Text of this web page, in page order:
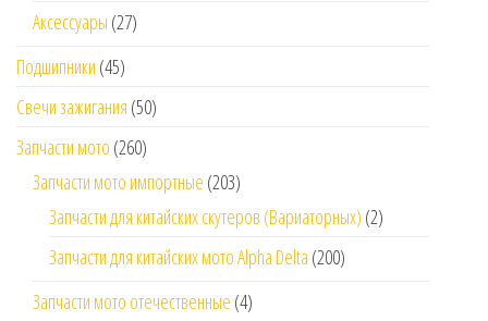
Аксессуары (27)
Подшипники (45)
Свечи зажигания (50)
Запчасти мото (260)
Запчасти мото импортные (203)
Запчасти для китайских скутеров (Вариаторных) (2)
Запчасти для китайских мото Alpha Delta (200)
Запчасти мото отечественные (4)